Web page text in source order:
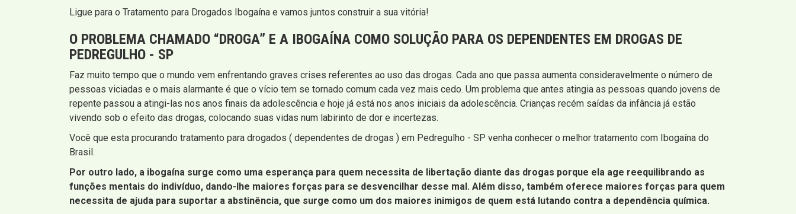
Ligue para o Tratamento para Drogados Ibogaína e vamos juntos construir a sua vitória!
O PROBLEMA CHAMADO “DROGA” E A IBOGAÍNA COMO SOLUÇÃO PARA OS DEPENDENTES EM DROGAS DE
PEDREGULHO - SP
Faz muito tempo que o mundo vem enfrentando graves crises referentes ao uso das drogas. Cada ano que passa aumenta consideravelmente o número de
pessoas viciadas e o mais alarmante é que o vício tem se tornado comum cada vez mais cedo. Um problema que antes atingia as pessoas quando jovens de
repente passou a atingi-las nos anos finais da adolescência e hoje já está nos anos iniciais da adolescência. Crianças recém saídas da infância já estão
vivendo sob o efeito das drogas, colocando suas vidas num labirinto de dor e incertezas.
Você que esta procurando tratamento para drogados ( dependentes de drogas ) em Pedregulho - SP venha conhecer o melhor tratamento com Ibogaína do
Brasil.
Por outro lado, a ibogaína surge como uma esperança para quem necessita de libertação diante das drogas porque ela age reequilibrando as
funções mentais do indivíduo, dando-lhe maiores forças para se desvencilhar desse mal. Além disso, também oferece maiores forças para quem
necessita de ajuda para suportar a abstinência, que surge como um dos maiores inimigos de quem está lutando contra a dependência química.